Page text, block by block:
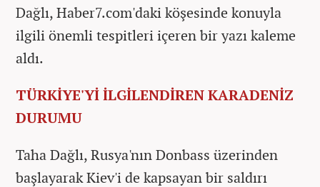
Dağlı, Haber7.com'daki köşesinde konuyla
ilgili önemli tespitleri içeren bir yazı kaleme
aldı.
TÜRKİYE'Yİ İLGİLENDİREN KARADENİZ
DURUMU
Taha Dağlı, Rusya'nın Donbass üzerinden
başlayarak Kiev'i de kapsayan bir saldırı